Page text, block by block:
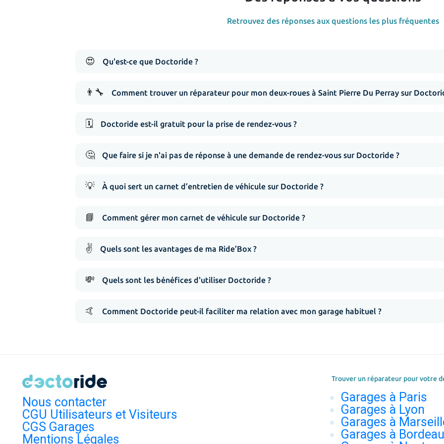
Retrouvez des réponses aux questions les plus fréquentes
😍 Qu'est-ce que Doctoride ?
👨‍🔧 Comment trouver un réparateur pour mon deux-roues à Saint Pierre Du Perray sur
🗓️ Doctoride est-il gratuit pour la prise de rendez-vous ?
🤔 Que faire si je n'ai pas de réponse à une demande de rendez-vous sur Doctoride ?
💡 À quoi sert un carnet d’entretien de véhicule sur Doctoride ?
📘 Comment gérer mon carnet de véhicule sur Doctoride ?
✌️ Quels sont les avantages de ma Ride’Box ?
💸 Quels sont les bénéfices d'utiliser Doctoride ?
🤙 Comment Doctoride peut-il faciliter ma relation avec mon garage habituel ?
Nous contacter
CGU Utilisateurs et Visiteurs
CGS Garages
Mentions Légales
Trouver un réparateur pour votre
Garages à Paris
Garages à Lyon
Garages à
Garages à